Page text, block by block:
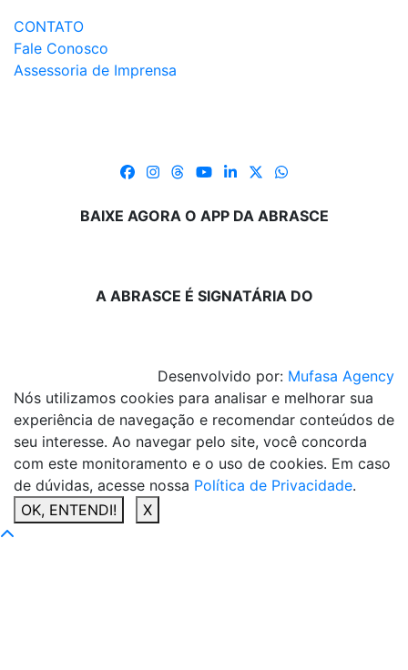
CONTATO
Fale Conosco
Assessoria de Imprensa
BAIXE AGORA O APP DA ABRASCE
A ABRASCE É SIGNATÁRIA DO
Desenvolvido por: Mufasa Agency
Nós utilizamos cookies para analisar e melhorar sua
experiência de navegação e recomendar conteúdos de
seu interesse. Ao navegar pelo site, você concorda
com este monitoramento e o uso de cookies. Em caso
de dúvidas, acesse nossa Política de Privacidade.
OK, ENTENDI!
X